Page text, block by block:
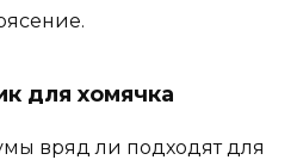
для хомячка
вряд ли подходят для